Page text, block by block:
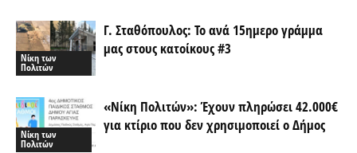
Νίκη των
Πολιτών
Γ. Σταθόπουλος: Το ανά 15ημερο γράμμα
μας στους κατοίκους #3
Νίκη των
Πολιτών
«Νίκη Πολιτών»: Έχουν πληρώσει 42.000€
για κτίριο που δεν χρησιμοποιεί ο Δήμος